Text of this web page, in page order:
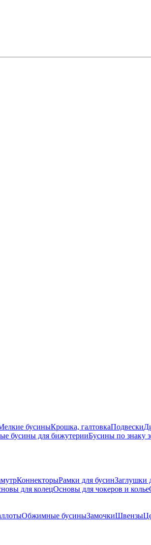
бусиныКрошка, галтовкаПодвески
бусины для бижутерииБусины по знаку
КоннекторыРамки для бусинЗаглушки
для колецОсновы для чокеров и колье
Обжимные бусиныЗамочкиШвензы